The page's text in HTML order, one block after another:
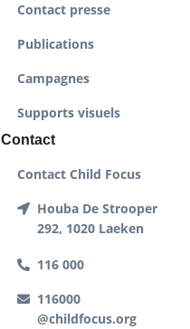
Contact presse
Publications
Campagnes
Supports visuels
Contact
Contact Child Focus
Houba De Strooper
292, 1020 Laeken
116 000
116000
@childfocus.org